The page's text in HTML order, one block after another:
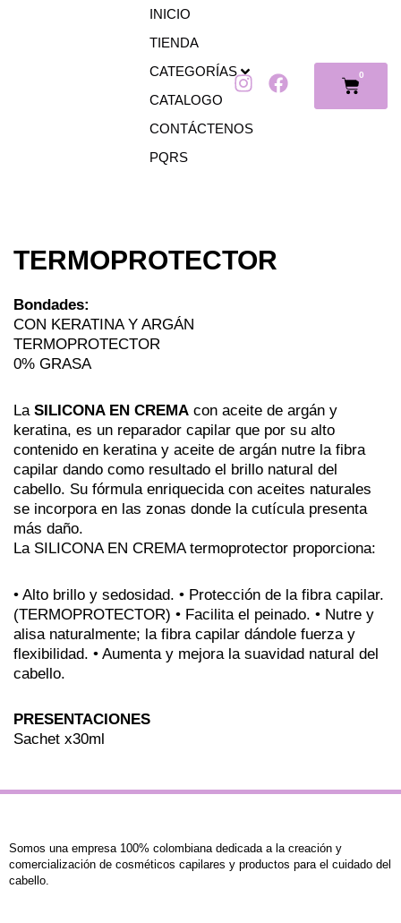
INICIO
TIENDA
CATEGORÍAS
CATALOGO
CONTÁCTENOS
PQRS
I
s
t
F
0
Cart
TERMOPROTECTOR
Bondades:
CON KERATINA Y ARGÁN
TERMOPROTECTOR
0% GRASA
La SILICONA EN CREMA con aceite de argán y
keratina, es un reparador capilar que por su alto
contenido en keratina y aceite de argán nutre la fibra
capilar dando como resultado el brillo natural del
cabello. Su fórmula enriquecida con aceites naturales
se incorpora en las zonas donde la cutícula presenta
más daño.
La SILICONA EN CREMA termoprotector proporciona:
• Alto brillo y sedosidad. • Protección de la fibra capilar.
(TERMOPROTECTOR) • Facilita el peinado. • Nutre y
alisa naturalmente; la fibra capilar dándole fuerza y
flexibilidad. • Aumenta y mejora la suavidad natural del
cabello.
PRESENTACIONES
Sachet x30ml
Somos una empresa 100% colombiana dedicada a la creación y
comercialización de cosméticos capilares y productos para el cuidado del
cabello.